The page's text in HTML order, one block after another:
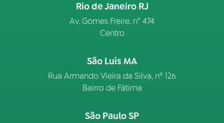
Rio de Janeiro RJ
Av. Gomes Freire, n° 474
Centro
São Luís MA
Rua Armando Vieira da Silva, nº 126
Bairro de Fátima
São Paulo SP